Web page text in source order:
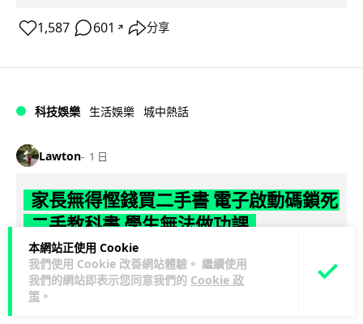
本網站正使用 Cookie
我們使用 Cookie 改善網站體驗。 繼續使用
我們的網站即表示您同意我們的 Cookie 政
策 。
1,587 601 ↗ 分享
科技娛樂 生活娛樂 城中熱話
Lawton 1 日
家長無得慳錢買二手書 電子啟動碼鎖死
二手教科書 學生無法做功課
社福界立法會議員陳文宜指，一間中學書單價錢按年加 14.7%
遠超通漲，令家長難以負擔。而且電子教材啟動碼這項設計，
令學生無法完成功課，二手...